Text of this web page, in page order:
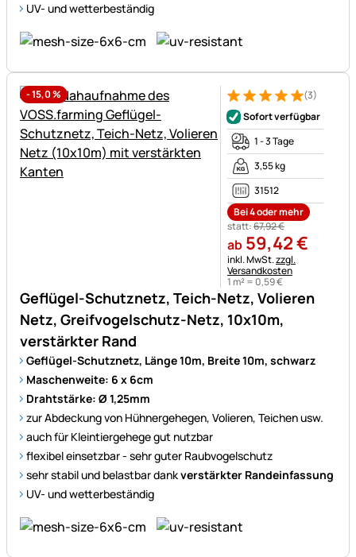
UV- und wetterbeständig
-15,0%
Geflügel-Schutznetz, Teich-Netz, Volieren
Netz, Greifvogelschutz-Netz, 10x10m,
verstärkter Rand
Geflügel-Schutznetz, Länge 10m, Breite 10m, schwarz
Maschenweite: 6 x 6cm
Drahtstärke: Ø 1,25mm
zur Abdeckung von Hühnergehegen, Volieren, Teichen usw.
auch für Kleintiergehege gut nutzbar
flexibel einsetzbar - sehr guter Raubvogelschutz
sehr stabil und belastbar dankverstärkter Randeinfassung
UV- und wetterbeständig
Bewertung: 5 von 5 (3
3 Bewertungen
(3)
Sofort verfügbar
1 - 3 Tage
3,55 kg
31512
Bei 4 oder mehr
statt:67,92€
ab 59,42€
Steuerhinweis:
inkl. MwSt.zzgl.
Versandkosten
1 m² = 0,59€